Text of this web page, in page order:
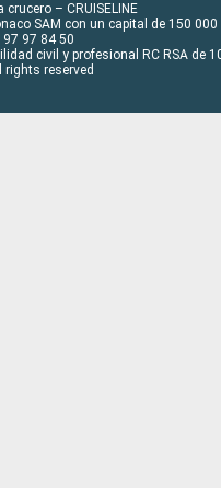
– CRUISELINE
SAM con un capital de 150 000
97 84 50
civil y profesional RC RSA de
rights reserved